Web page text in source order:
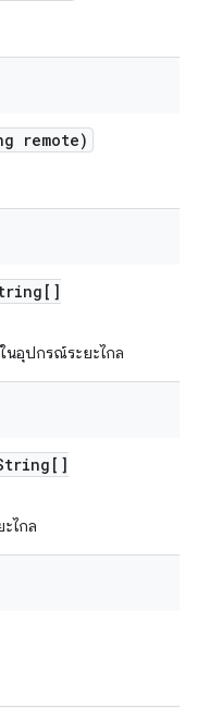
remote)
นอุปกรณ์ระยะไกล
ไกล